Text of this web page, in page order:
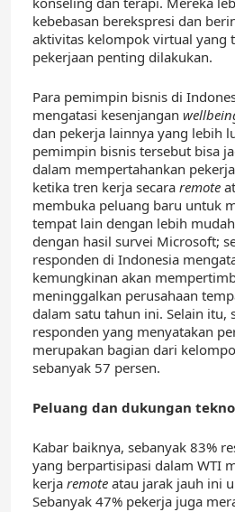
kebebasan berekspresi dan
aktivitas kelompok virtual yang
pekerjaan penting dilakukan.
Para pemimpin bisnis di
mengatasi kesenjangan
dan pekerja lainnya yang lebih
pemimpin bisnis tersebut bisa
dalam mempertahankan
ketika tren kerja secara remote
membuka peluang baru untuk
tempat lain dengan lebih
dengan hasil survei Microsoft;
responden di Indonesia
kemungkinan akan
meninggalkan perusahaan
dalam satu tahun ini. Selain itu,
responden yang menyatakan
merupakan bagian dari
sebanyak 57 persen.
Peluang dan dukungan
Kabar baiknya, sebanyak 83%
yang berpartisipasi dalam WTI
kerja remote atau jarak jauh ini
Sebanyak 47% pekerja juga